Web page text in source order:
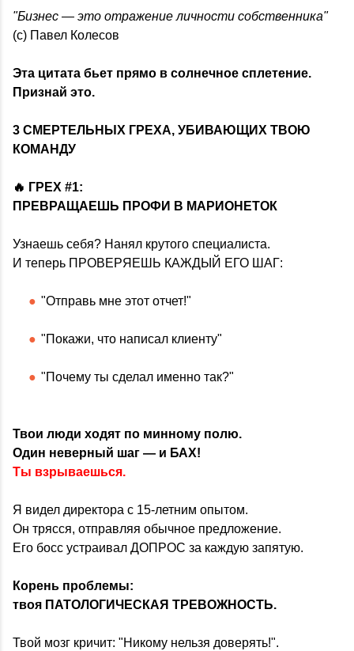
"Бизнес — это отражение личности собственника"
(с) Павел Колесов
Эта цитата бьет прямо в солнечное сплетение.
Признай это.
3 СМЕРТЕЛЬНЫХ ГРЕХА, УБИВАЮЩИХ ТВОЮ
КОМАНДУ
🔥 ГРЕХ #1:
ПРЕВРАЩАЕШЬ ПРОФИ В МАРИОНЕТОК
Узнаешь себя? Нанял крутого специалиста.
И теперь ПРОВЕРЯЕШЬ КАЖДЫЙ ЕГО ШАГ:
"Отправь мне этот отчет!"
"Покажи, что написал клиенту"
"Почему ты сделал именно так?"
Твои люди ходят по минному полю.
Один неверный шаг — и БАХ!
Ты взрываешься.
Я видел директора с 15-летним опытом.
Он трясся, отправляя обычное предложение.
Его босс устраивал ДОПРОС за каждую запятую.
Корень проблемы:
твоя ПАТОЛОГИЧЕСКАЯ ТРЕВОЖНОСТЬ.
Твой мозг кричит: "Никому нельзя доверять!".